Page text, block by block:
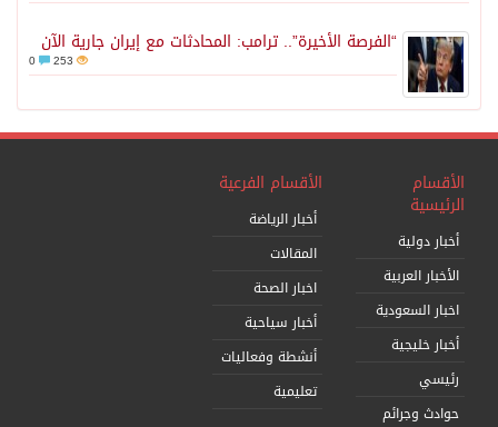
“الفرصة الأخيرة”.. ترامب: المحادثات مع إيران جارية الآن
253
الأقسام
الرئيسية
أخبار دولية
الأخبار العربية
اخبار السعودية
أخبار خليجية
رئيسي
حوادث وجرائم
الأقسام الفرعية
أخبار الرياضة
المقالات
اخبار الصحة
أخبار سياحية
أنشطة وفعاليات
تعليمية